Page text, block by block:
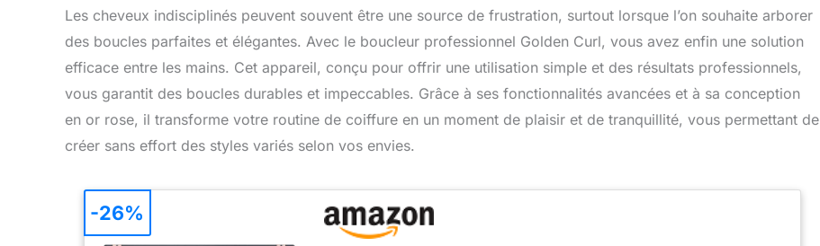
Les cheveux indisciplinés peuvent souvent être une source de frustration, surtout lorsque l’on souhaite arborer
des boucles parfaites et élégantes. Avec le boucleur professionnel Golden Curl, vous avez enfin une solution
efficace entre les mains. Cet appareil, conçu pour offrir une utilisation simple et des résultats professionnels,
vous garantit des boucles durables et impeccables. Grâce à ses fonctionnalités avancées et à sa conception
en or rose, il transforme votre routine de coiffure en un moment de plaisir et de tranquillité, vous permettant de
créer sans effort des styles variés selon vos envies.
-26%